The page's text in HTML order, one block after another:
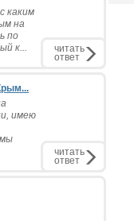
каким
на
по
к...
читать
ответ
имею
мы
читать
ответ